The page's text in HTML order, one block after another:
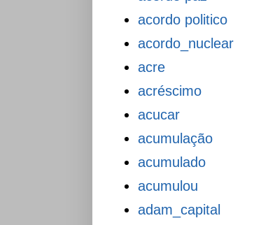
acordo politico
acordo_nuclear
acre
acréscimo
acucar
acumulação
acumulado
acumulou
adam_capital